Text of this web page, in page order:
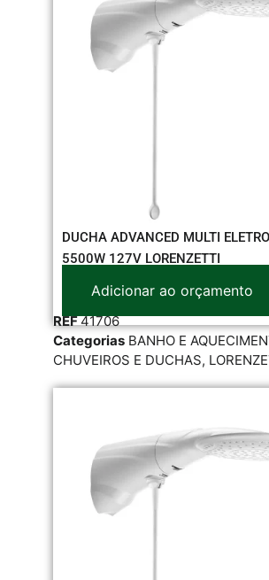
DUCHA ADVANCED MULTI
5500W 127V LORENZETTI
Adicionar ao orçamento
REF41706
Categorias BANHO E
CHUVEIROS E DUCHAS,